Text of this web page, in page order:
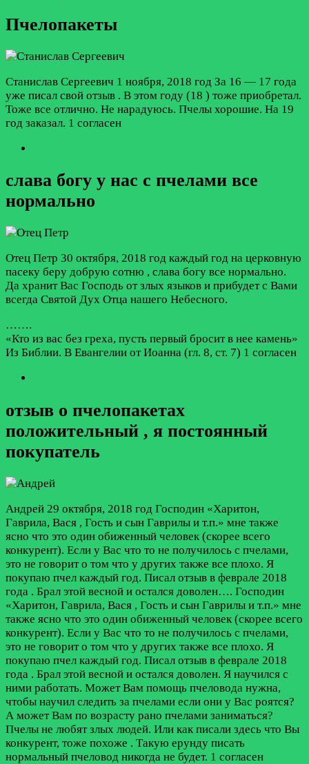
Пчелопакеты
Станислав Сергеевич 1 ноября, 2018 год За 16 — 17 года
уже писал свой отзыв . В этом году (18 ) тоже приобретал.
Тоже все отлично. Не нарадуюсь. Пчелы хорошие. На 19
год заказал. 1 согласен
слава богу у нас с пчелами все
нормально
Отец Петр 30 октября, 2018 год каждый год на церковную
пасеку беру добрую сотню , слава богу все нормально.
Да хранит Вас Господь от злых языков и прибудет с Вами
всегда Святой Дух Отца нашего Небесного.
…….
«Кто из вас без греха, пусть первый бросит в нее камень»
Из Библии. В Евангелии от Иоанна (гл. 8, ст. 7) 1 согласен
отзыв о пчелопакетах
положительный , я постоянный
покупатель
Андрей 29 октября, 2018 год Господин «Харитон,
Гаврила, Вася , Гость и сын Гаврилы и т.п.» мне также
ясно что это один обиженный человек (скорее всего
конкурент). Если у Вас что то не получилось с пчелами,
это не говорит о том что у других также все плохо. Я
покупаю пчел каждый год. Писал отзыв в феврале 2018
года . Брал этой весной и остался доволен…. Господин
«Харитон, Гаврила, Вася , Гость и сын Гаврилы и т.п.» мне
также ясно что это один обиженный человек (скорее всего
конкурент). Если у Вас что то не получилось с пчелами,
это не говорит о том что у других также все плохо. Я
покупаю пчел каждый год. Писал отзыв в феврале 2018
года . Брал этой весной и остался доволен. Я научился с
ними работать. Может Вам помощь пчеловода нужна,
чтобы научил следить за пчелами если они у Вас роятся?
А может Вам по возрасту рано пчелами заниматься?
Пчелы не любят злых людей. Или как писали здесь что Вы
конкурент, тоже похоже . Такую ерунду писать
нормальный пчеловод никогда не будет. 1 согласен